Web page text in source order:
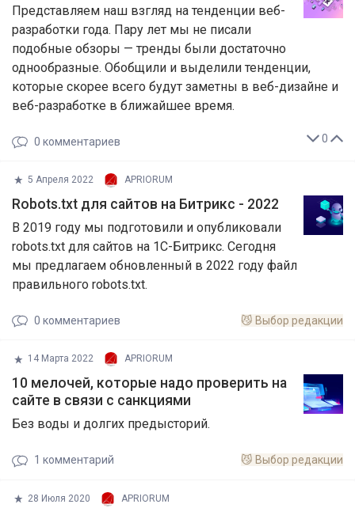
Представляем наш взгляд на тенденции веб-
разработки года. Пару лет мы не писали
подобные обзоры — тренды были достаточно
однообразные. Обобщили и выделили тенденции,
которые скорее всего будут заметны в веб-дизайне и
веб-разработке в ближайшее время.
0
0 комментариев
5 Апреля 2022 APRIORUM
Robots.txt для сайтов на Битрикс - 2022
В 2019 году мы подготовили и опубликовали
robots.txt для сайтов на 1С-Битрикс. Сегодня
мы предлагаем обновленный в 2022 году файл
правильного robots.txt.
😼 Выбор редакции
0 комментариев
14 Марта 2022 APRIORUM
10 мелочей, которые надо проверить на
сайте в связи с санкциями
Без воды и долгих предысторий.
😼 Выбор редакции
1 комментарий
28 Июля 2020 APRIORUM